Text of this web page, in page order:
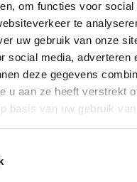
om functies voor social
te
uw gebruik van onze
social media, adverteren
deze gegevens
u aan ze heeft verstrekt
basis van uw gebruik
met meerdere spelers af te
in softtip darts
set bevat de belangrijkste
te maken met softtip darts. Je